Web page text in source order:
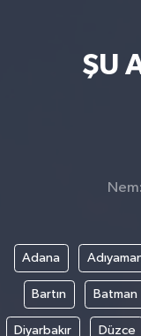
ŞU
Adana
Bartın Batman
Diyarbakır Düzce